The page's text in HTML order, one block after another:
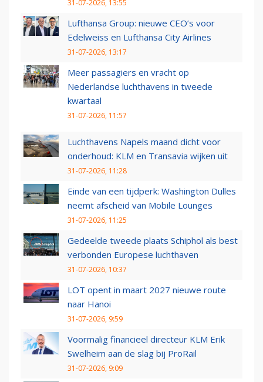
31-07-2026, 13:55
Lufthansa Group: nieuwe CEO’s voor
Edelweiss en Lufthansa City Airlines
31-07-2026, 13:17
Meer passagiers en vracht op
Nederlandse luchthavens in tweede
kwartaal
31-07-2026, 11:57
Luchthavens Napels maand dicht voor
onderhoud: KLM en Transavia wijken uit
31-07-2026, 11:28
Einde van een tijdperk: Washington Dulles
neemt afscheid van Mobile Lounges
31-07-2026, 11:25
Gedeelde tweede plaats Schiphol als best
verbonden Europese luchthaven
31-07-2026, 10:37
LOT opent in maart 2027 nieuwe route
naar Hanoi
31-07-2026, 9:59
Voormalig financieel directeur KLM Erik
Swelheim aan de slag bij ProRail
31-07-2026, 9:09